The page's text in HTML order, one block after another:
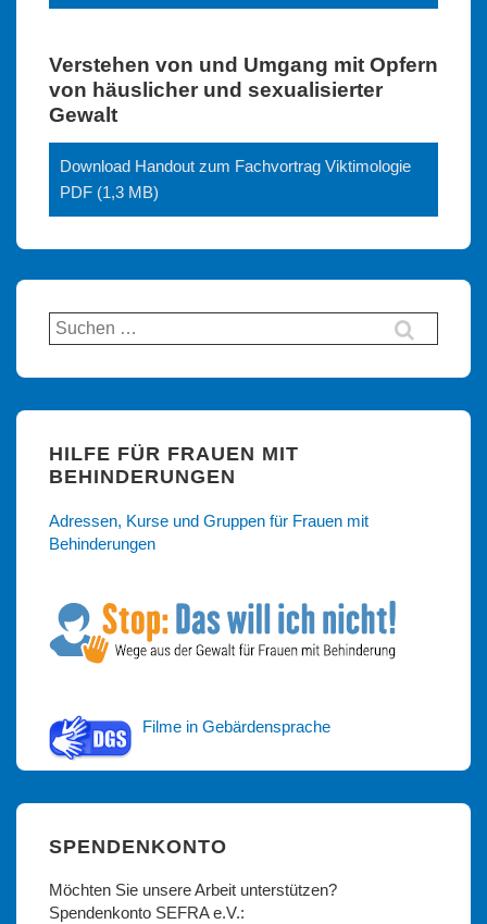
Verstehen von und Umgang mit Opfern
von häuslicher und sexualisierter
Gewalt
Download Handout zum Fachvortrag Viktimologie
PDF (1,3 MB)
Suchen
nach:
HILFE FÜR FRAUEN MIT
BEHINDERUNGEN
Adressen, Kurse und Gruppen für Frauen mit
Behinderungen
Filme in Gebärdensprache
SPENDENKONTO
Möchten Sie unsere Arbeit unterstützen?
Spendenkonto SEFRA e.V.: